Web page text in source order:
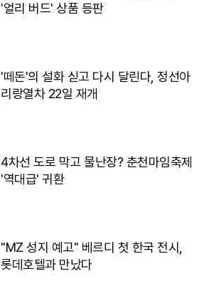
'얼리 버드' 상품 등판
'떼돈'의 설화 싣고 다시 달린다, 정선아
리랑열차 22일 재개
4차선 도로 막고 물난장? 춘천마임축제
'역대급' 귀환
"MZ 성지 예고" 베르디 첫 한국 전시,
롯데호텔과 만났다